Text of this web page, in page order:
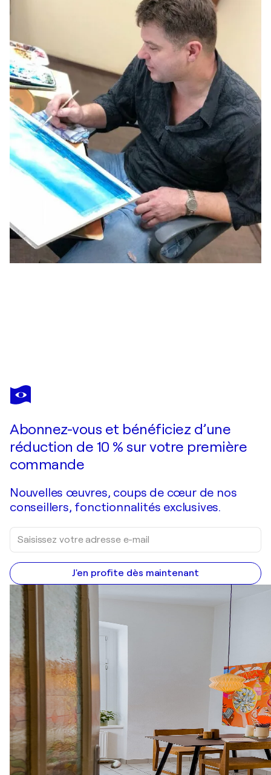
IGOR DUBOVOY
Rainy day
Abonnez-vous et bénéficiez d’une
réduction de 10 % sur votre première
commande
Nouvelles œuvres, coups de cœur de nos
conseillers, fonctionnalités exclusives.
J'en profite dès maintenant